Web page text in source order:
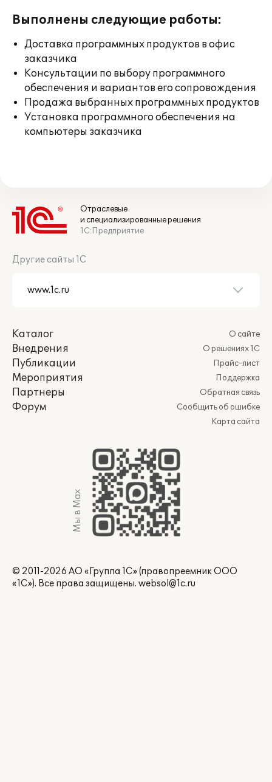
Выполнены следующие работы:
Доставка программных продуктов в офис
заказчика
Консультации по выбору программного
обеспечения и вариантов его сопровождения
Продажа выбранных программных продуктов
Установка программного обеспечения на
компьютеры заказчика
Отраслевые
и специализированные решения
1С:Предприятие
Другие сайты 1С
Каталог
Внедрения
Публикации
Мероприятия
Партнеры
Форум
О сайте
О решениях 1С
Прайс-лист
Поддержка
Обратная связь
Сообщить об ошибке
Карта сайта
Мы в Max
© 2011-2026 АО «Группа 1С» (правопреемник ООО
«1С»). Все права защищены. websol@1c.ru